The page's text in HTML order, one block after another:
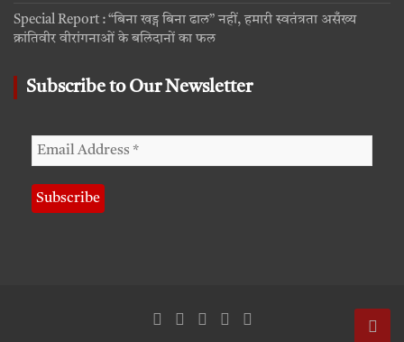
Special Report : “बिना खड्ग बिना ढाल” नहीं, हमारी स्वतंत्रता असँख्य
क्रांतिवीर वीरांगनाओं के बलिदानों का फल
Subscribe to Our Newsletter